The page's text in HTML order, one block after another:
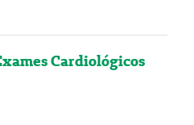
Cardiológicos